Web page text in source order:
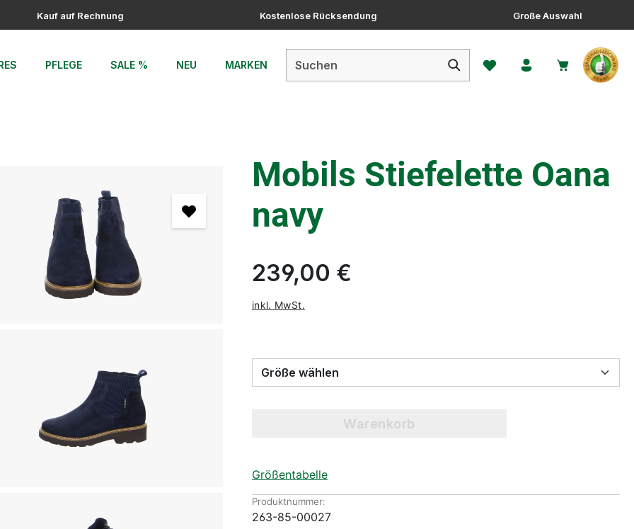
Kauf auf Rechnung Kostenlose Rücksendung Große Auswahl
PFLEGE SALE % NEU MARKEN Du hast 0 Produkte auf dem
Mobils Stiefelette Oana
navy
239,00 €
inkl. MwSt.
Größe wählen
Warenkorb
Größentabelle
Produktnummer:
263-85-00027